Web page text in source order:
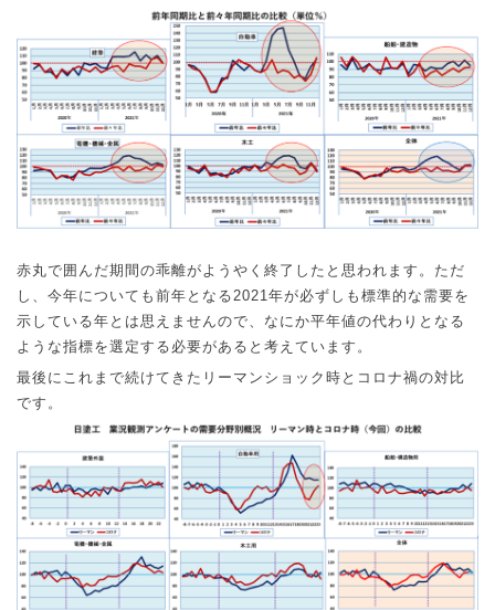
赤丸で囲んだ期間の乖離がようやく終了したと思われます。ただ
し、今年についても前年となる 2021 年が必ずしも標準的な需要を
示している年とは思えませんので、なにか平年値の代わりとなる
ような指標を選定する必要があると考えています。
最後にこれまで続けてきたリーマンショック時とコロナ禍の対比
です。